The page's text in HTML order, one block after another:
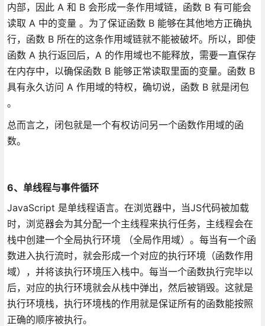
内部，因此 A 和 B 会形成一条作用域链，函数 B 有可能会
读取 A 中的变量 。为了保证函数 B 能够在其他地方正确执
行，函数 B 所在的这条作用域链就不能被破坏。所以，即使
函数 A 执行返回后，A 的作用域也不能释放，需要一直保存
在内存中，以确保函数 B 能够正常读取里面的变量。函数 B
具有永久访问 A 作用域的特权，确切说，函数 B 就是闭包
。
总而言之，闭包就是一个有权访问另一个函数作用域的函
数。
6、单线程与事件循环
JavaScript 是单线程语言。在浏览器中，当JS代码被加载
时，浏览器会为其分配一个主线程来执行任务，主线程会在
栈中创建一个全局执行环境 （全局作用域）。每当有一个函
数进入执行流时，就会形成一个对应的执行环境（函数作用
域），并将该执行环境压入栈中。每当一个函数执行完毕以
后，对应的执行环境就会从栈中弹出，然后被销毁。这就是
执行环境栈，执行环境栈的作用就是保证所有的函数能按照
正确的顺序被执行。